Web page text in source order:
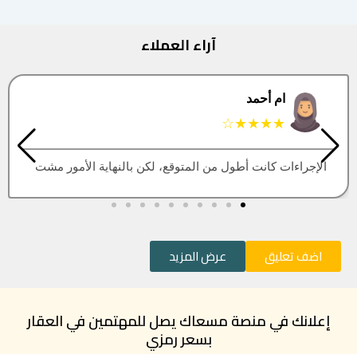
آراء العملاء
البتول
★★★★★
العقار اللي كنت أبيه طلع مباع، أتمنى التحديث يكون أسرع
اضف تعليق عرض المزيد
إعلانك في منصة مسعاك يصل للمهتمين في العقار
بسعر رمزي